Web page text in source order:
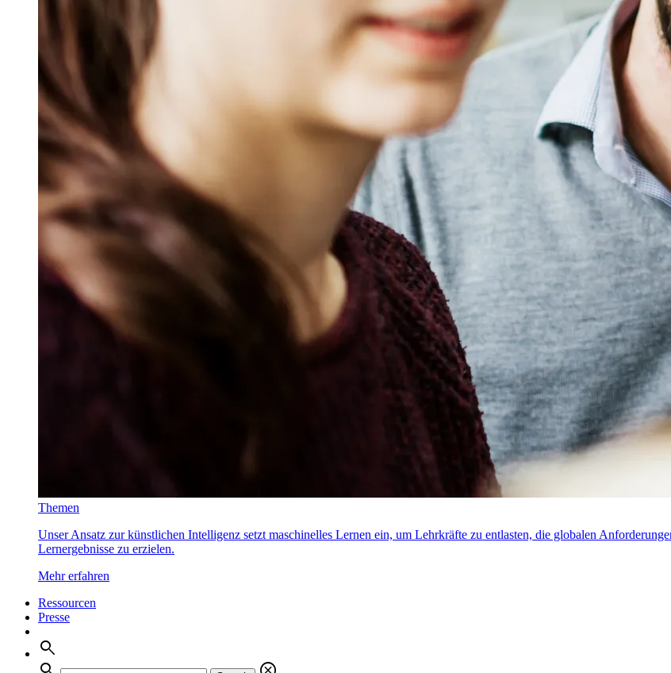
Themen
Unser Ansatz zur künstlichen Intelligenz setzt maschinelles Lernen ein, um Lehrkräfte zu entlasten, die globalen
Lernergebnisse zu erzielen.
Mehr erfahren
Ressourcen
Presse
search